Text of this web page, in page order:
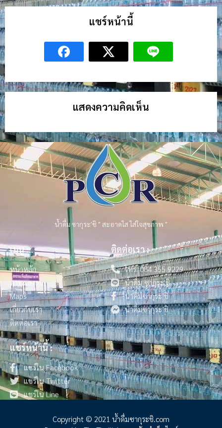
แชร์หน้านี้
แสดงความคิดเห็น
น้ำดื่ม ซากุระ'ชิ " สะอาดใส ใส่ใจสุขภาพ "
เมนู :
หน้าหลัก
ภาพผลงาน
Maps
เกี่ยวกับเรา
ติดต่อเรา
ติดต่อเรา :
โทร. 084 355 9229
น้ำดื่ม ซากุระ'ชิ
น้ำดื่มซากุระ’ชิ
น้ำดื่มซากุระ’ชิ
แชร์หน้านี้ :
แชร์ใน Facebook
แชร์ใน Twitter
แชร์ใน Line
Copyright © 2021 น้ําดื่มซากุระชิ.com